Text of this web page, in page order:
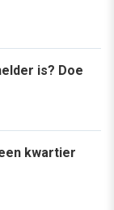
is? Doe
kwartier